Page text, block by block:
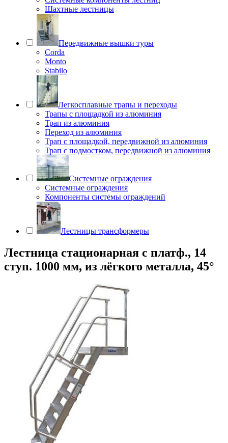
Шахтные лестницы
Передвижные вышки туры
Corda
Monto
Stabilo
Легкосплавные трапы и переходы
Трапы с площадкой из алюминия
Трап из алюминия
Переход из алюминия
Трап с площадкой, передвижной из алюминия
Трап с подмостком, передвижной из алюминия
Системные ограждения
Системные ограждения
Компоненты системы ограждений
Лестницы трансформеры
Лестница стационарная с платф., 14
ступ. 1000 мм, из лёгкого металла, 45°